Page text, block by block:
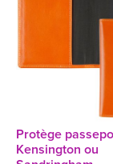
Protège
Kensington ou